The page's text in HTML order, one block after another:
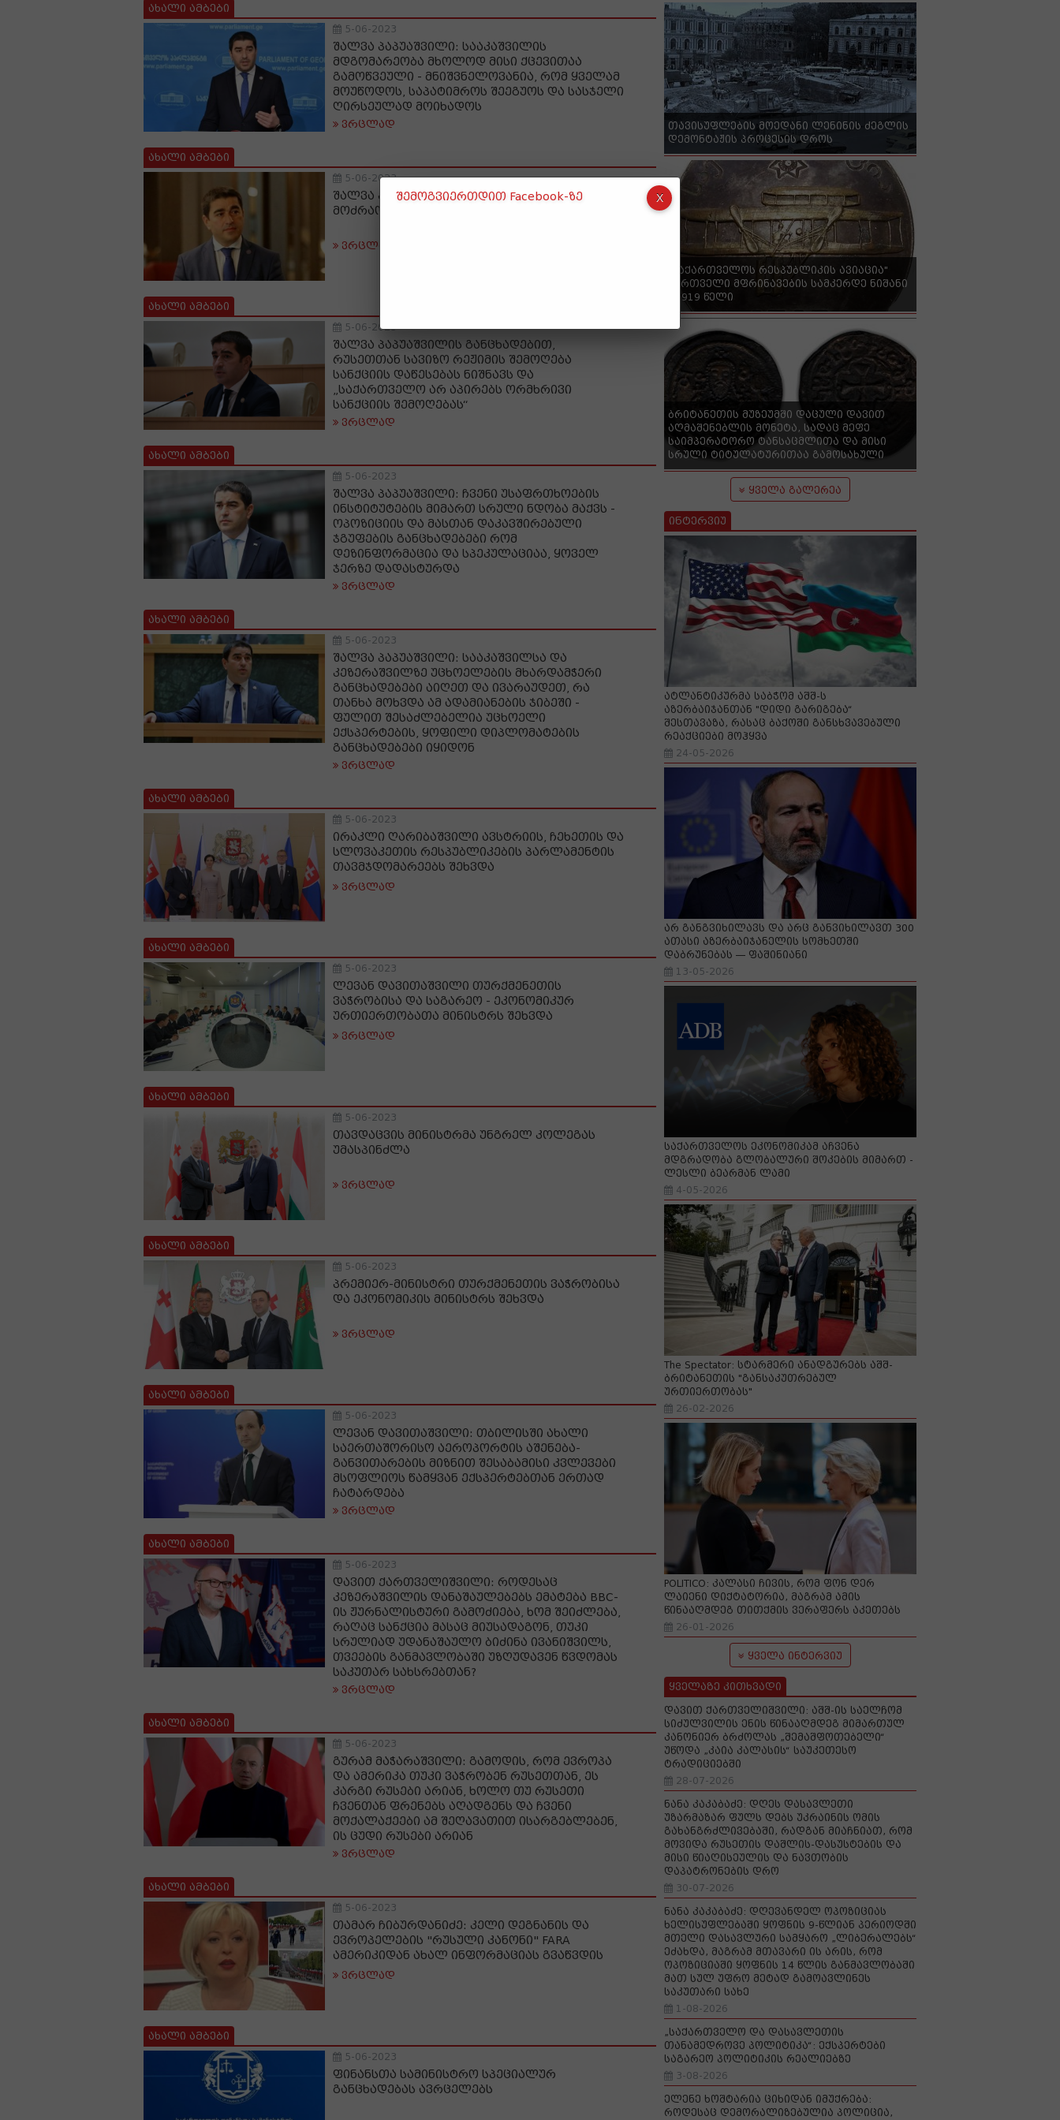
ახალი ამბები
5-06-2023
შალვა პაპუაშვილი: სააკაშვილის
მდგომარეობა მხოლოდ მისი ქცევითაა
გამოწვეული - მნიშვნელოვანია, რომ ყველამ
მოუწოდოს, საპატიმროს შეეგუოს და სასჯელი
ღირსეულად მოიხადოს
ვრცლად
ახალი ამბები
5-06-2023
შალვა პაპუაშვილი: „ნაციონალური
მოძრაობისგან“ არაფერი გამოვა
ვრცლად
ახალი ამბები
5-06-2023
შალვა პაპუაშვილის განცხადებით,
რუსეთთან სავიზო რეჟიმის შემოღება
სანქციის დაწესებას ნიშნავს და
„საქართველო არ აპირებს ორმხრივი
სანქციის შემოღებას“
ვრცლად
ახალი ამბები
5-06-2023
შალვა პაპუაშვილი: ჩვენი უსაფრთხოების
ინსტიტუტების მიმართ სრული ნდობა მაქვს -
ოპოზიციის და მასთან დაკავშირებული
ჯგუფების განცხადებები რომ
დეზინფორმაცია და სპეკულაციაა, ყოველ
ჯერზე დადასტურდა
ვრცლად
ახალი ამბები
5-06-2023
შალვა პაპუაშვილი: სააკაშვილსა და
კეზერაშვილზე უცხოელების მხარდამჭერი
განცხადებები აიღეთ და ივარაუდეთ, რა
თანხა მოხვდა ამ ადამიანების ჯიბეში -
ფულით შესაძლებელია უცხოელი
ექსპერტების, ყოფილი დიპლომატების
განცხადებები იყიდონ
ვრცლად
ახალი ამბები
5-06-2023
ირაკლი ღარიბაშვილი ავსტრიის, ჩეხეთის და
სლოვაკეთის რესპუბლიკების პარლამენტის
თავმჯდომარეებს შეხვდა
ვრცლად
ახალი ამბები
5-06-2023
ლევან დავითაშვილი თურქმენეთის
ვაჭრობისა და საგარეო - ეკონომიკურ
ურთიერთობათა მინისტრს შეხვდა
ვრცლად
ახალი ამბები
5-06-2023
თავდაცვის მინისტრმა უნგრელ კოლეგას
უმასპინძლა
ვრცლად
ახალი ამბები
5-06-2023
პრემიერ-მინისტრი თურქმენეთის ვაჭრობისა
და ეკონომიკის მინისტრს შეხვდა
ვრცლად
ახალი ამბები
5-06-2023
ლევან დავითაშვილი: თბილისში ახალი
საერთაშორისო აეროპორტის აშენება-
განვითარების მიზნით შესაბამისი კვლევები
მსოფლიოს წამყვან ექსპერტებთან ერთად
ჩატარდება
ვრცლად
ახალი ამბები
5-06-2023
დავით ქართველიშვილი: როდესაც
კეზერაშვილის დანაშაულებებს ემატება BBC-
ის ჟურნალისტური გამოძიება, ხომ შეიძლება,
რაღაც სანქცია მასაც მიუსადაგონ, თუკი
სრულიად უდანაშაულო ბიძინა ივანიშვილს,
თვეების განმავლობაში უზღუდავენ წვდომას
საკუთარ სახსრებთან?
ვრცლად
ახალი ამბები
5-06-2023
გურამ მაჭარაშვილი: გამოდის, რომ ევროპა
და ამერიკა თუკი ვაჭრობენ რუსეთთან, ეს
კარგი რუსები არიან, ხოლო თუ რუსეთი
ჩვენთან ფრენებს აღადგენს და ჩვენი
მოქალაქეები ამ შეღავათით ისარგებლებენ,
ის ცუდი რუსები არიან
ვრცლად
ახალი ამბები
5-06-2023
თამარ ჩიბურდანიძე: კელი დეგნანის და
ევროპელების "რუსული კანონი" FARA
ამერიკიდან ახალ ინფორმაციას გვაწვდის
ვრცლად
ახალი ამბები
5-06-2023
ფინანსთა სამინისტრო სპეციალურ
განცხადებას ავრცელებს
თავისუფლების მოედანი ლენინის ძეგლის
დემონტაჟის პროცესის დროს
"საქართველოს რესპუბლიკის ავიაცია"
ქართველი მფრინავების სამკერდე ნიშანი
- 1919 წელი
ბრიტანეთის მუზეუმში დაცული დავით
აღმაშენებლის მონეტა, სადაც მეფე
საიმპერატორო ტანსაცმლითა და მისი
სრული ტიტულატურითაა გამოსახული
ყველა გალერეა
ინტერვიუ
ატლანტიკურმა საბჭომ აშშ-ს
აზერბაიჯანთან "დიდი გარიგება“
შესთავაზა, რასაც ბაქოში განსხვავებული
რეაქციები მოჰყვა
24-05-2026
არ განგვიხილავს და არც განვიხილავთ 300
ათასი აზერბაიჯანელის სომხეთში
დაბრუნებას — ფაშინიანი
13-05-2026
საქართველოს ეკონომიკამ აჩვენა
მდგრადობა გლობალური შოკების მიმართ -
ლესლი ბეარმან ლამი
4-05-2026
The Spectator: სტარმერი ანადგურებს აშშ-
ბრიტანეთის "განსაკუთრებულ
ურთიერთობას"
26-02-2026
POLITICO: კალასი ჩივის, რომ ფონ დერ
ლაიენი დიქტატორია, მაგრამ ამის
წინააღმდეგ თითქმის ვერაფერს აკეთებს
26-01-2026
ყველა ინტერვიუ
ყველაზე კითხვადი
დავით ქართველიშვილი: აშშ-ის საელჩომ
სიძულვილის ენის წინააღმდეგ მიმართულ
კანონიერ ბრძოლას „შემაშფოთებელი“
უწოდა „კაია კალასის“ საუკეთესო
ტრადიციებში
28-07-2026
ნანა კაკაბაძე: დღეს დასავლეთი
უზარმაზარ ფულს დებს უკრაინის ომის
გახანგრძლივებაში, რადგან მიაჩნიათ, რომ
მოვიდა რუსეთის დაშლის-დასუსტების და
მისი წიაღისეულის და ნავთობის
დაპატრონების დრო
30-07-2026
ნანა კაკაბაძე: დღევანდელ ოპოზიციას
ხელისუფლებაში ყოფნის 9-წლიან პერიოდში
მთელი დასავლური სამყარო „ლიბერალებს“
ეძახდა, მაგრამ მთავარი ის არის, რომ
ოპოზიციაში ყოფნის 14 წლის განმავლობაში
მათ სულ უფრო მეტად გამოავლინეს
საკუთარი სახე
1-08-2026
„საქართველო და დასავლეთის
თანამედროვე პოლიტიკა“: ექსპერტები
საგარეო პოლიტიკის რეალიებზე
3-08-2026
ელენე ხოშტარია ციხიდან იმუქრება:
როდესაც დემორალიზებულია პოლიცია,
შემოგვიერთდით Facebook-ზე